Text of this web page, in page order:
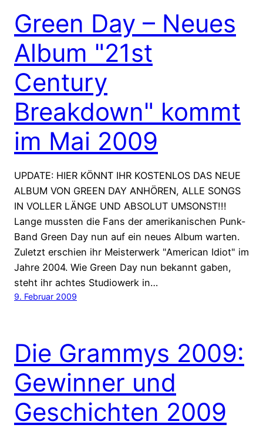
Green Day – Neues
Album "21st
Century
Breakdown" kommt
im Mai 2009
UPDATE: HIER KÖNNT IHR KOSTENLOS DAS NEUE
ALBUM VON GREEN DAY ANHÖREN, ALLE SONGS
IN VOLLER LÄNGE UND ABSOLUT UMSONST!!!
Lange mussten die Fans der amerikanischen Punk-
Band Green Day nun auf ein neues Album warten.
Zuletzt erschien ihr Meisterwerk "American Idiot" im
Jahre 2004. Wie Green Day nun bekannt gaben,
steht ihr achtes Studiowerk in…
9. Februar 2009
Die Grammys 2009:
Gewinner und
Geschichten 2009